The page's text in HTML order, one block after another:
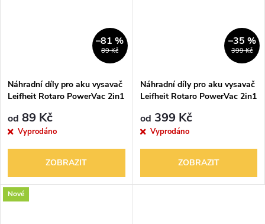
89 Kč
–81 %
Náhradní díly pro aku vysavač
Leifheit Rotaro PowerVac 2in1
od 89 Kč
Vyprodáno
ZOBRAZIT
399 Kč
–35 %
Náhradní díly pro aku vysavač
Leifheit Rotaro PowerVac 2in1
od 399 Kč
Vyprodáno
ZOBRAZIT
Nové